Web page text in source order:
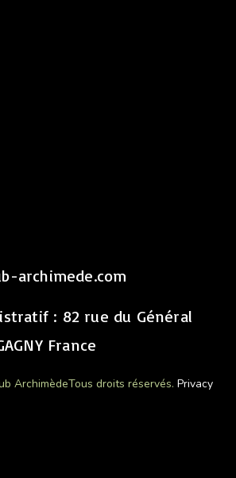
archimede.com
: 82 rue du Général
France
ArchimèdeTous droits réservés. Privacy